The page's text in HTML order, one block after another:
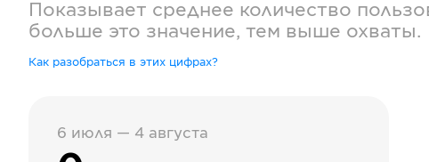
Показывает среднее количество
больше это значение, тем выше охваты.
Как разобраться в этих цифрах?
6 июля — 4 августа